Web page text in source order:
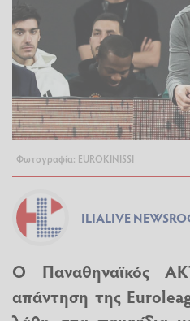
Φωτογραφία: EUROKINISSI
ILIALIVE
Ο Παναθηναϊκός
απάντηση της